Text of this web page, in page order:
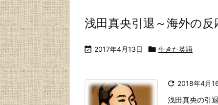
浅田真央引退～海外の反
 2017年4月13日  生きた英語
 2018年4月
浅田真央の引